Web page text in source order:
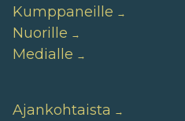
Kumppaneille
Nuorille
Medialle
Ajankohtaista